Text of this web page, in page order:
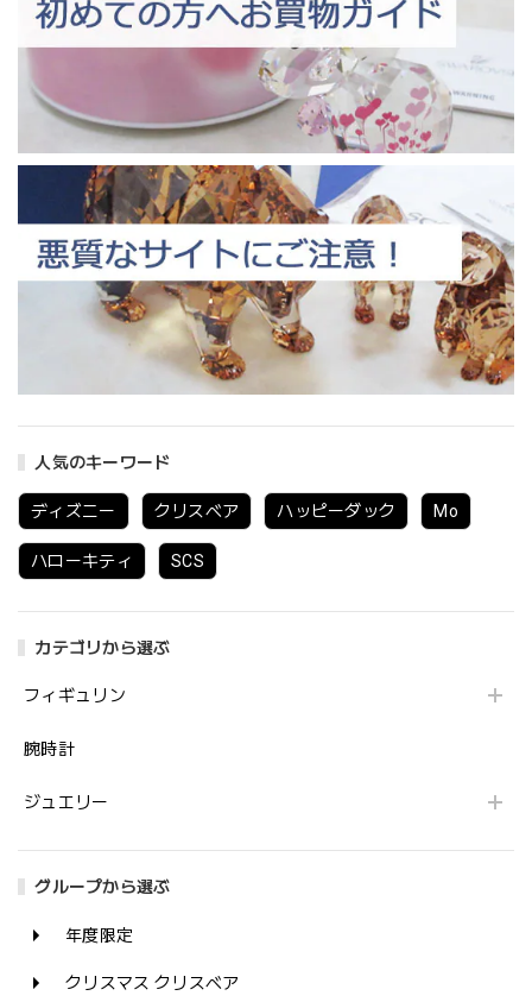
人気のキーワード
ディズニー クリスベア ハッピーダック Mo
ハローキティ SCS
カテゴリから選ぶ
フィギュリン
腕時計
ジュエリー
グループから選ぶ
年度限定
クリスマス クリスベア